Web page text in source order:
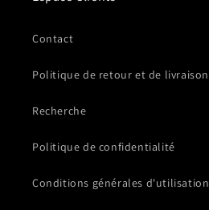
Contact
Politique de retour et de
Recherche
Politique de confidentialité
Conditions générales d'utilisation